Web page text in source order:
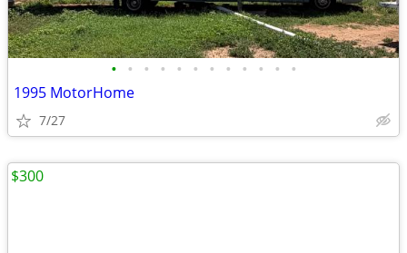
• • • • • • • • • • • •
1995 MotorHome
7/27
$300